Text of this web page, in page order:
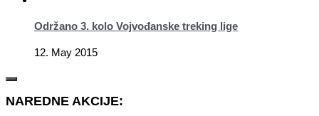
Održano 3. kolo Vojvođanske treking lige
12. May 2015
NAREDNE AKCIJE: